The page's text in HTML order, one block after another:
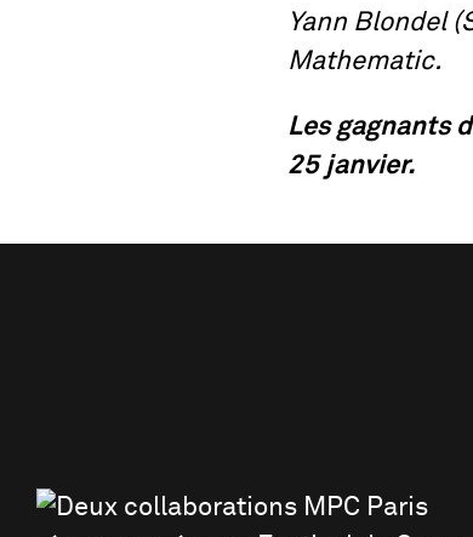
Yann Blondel
Mathematic.
Les gagnants
25 janvier.